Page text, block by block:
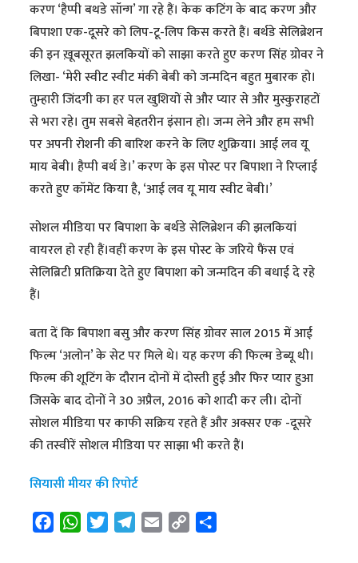
करण ‘हैप्पी बथडे सॉन्ग’ गा रहे हैं। केक कटिंग के बाद करण और
बिपाशा एक-दूसरे को लिप-टू-लिप किस करते हैं। बर्थडे सेलिब्रेशन
की इन ख़ूबसूरत झलकियों को साझा करते हुए करण सिंह ग्रोवर ने
लिखा- ‘मेरी स्वीट स्वीट मंकी बेबी को जन्मदिन बहुत मुबारक हो।
तुम्हारी जिंदगी का हर पल खुशियों से और प्यार से और मुस्कुराहटों
से भरा रहे। तुम सबसे बेहतरीन इंसान हो। जन्म लेने और हम सभी
पर अपनी रोशनी की बारिश करने के लिए शुक्रिया। आई लव यू
माय बेबी। हैप्पी बर्थ डे।’ करण के इस पोस्ट पर बिपाशा ने रिप्लाई
करते हुए कॉमेंट किया है, ‘आई लव यू माय स्वीट बेबी।’
सोशल मीडिया पर बिपाशा के बर्थडे सेलिब्रेशन की झलकियां
वायरल हो रही हैं।वहीं करण के इस पोस्ट के जरिये फैंस एवं
सेलिब्रिटी प्रतिक्रिया देते हुए बिपाशा को जन्मदिन की बधाई दे रहे
हैं।
बता दें कि बिपाशा बसु और करण सिंह ग्रोवर साल 2015 में आई
फिल्म ‘अलोन’ के सेट पर मिले थे। यह करण की फिल्म डेब्यू थी।
फिल्म की शूटिंग के दौरान दोनों में दोस्ती हुई और फिर प्यार हुआ
जिसके बाद दोनों ने 30 अप्रैल, 2016 को शादी कर ली। दोनों
सोशल मीडिया पर काफी सक्रिय रहते हैं और अक्सर एक -दूसरे
की तस्वीरें सोशल मीडिया पर साझा भी करते हैं।
सियासी मीयर की रिपोर्ट
W